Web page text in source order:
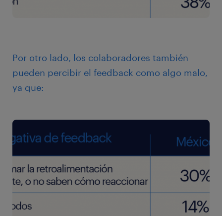
Por otro lado, los colaboradores también
pueden percibir el feedback como algo malo,
ya que: